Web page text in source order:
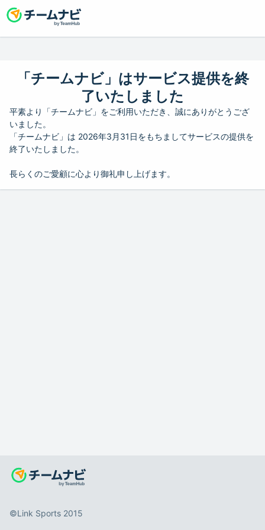
「チームナビ」はサービス提供を終
了いたしました
平素より「チームナビ」をご利用いただき、誠にありがとうござ
いました。
「チームナビ」は 2026年3月31日をもちましてサービスの提供を
終了いたしました。
長らくのご愛顧に心より御礼申し上げます。
©️Link Sports 2015